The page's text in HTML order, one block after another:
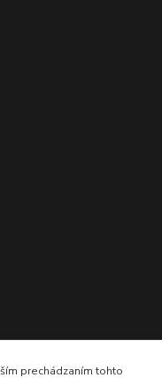
prechádzaním tohto